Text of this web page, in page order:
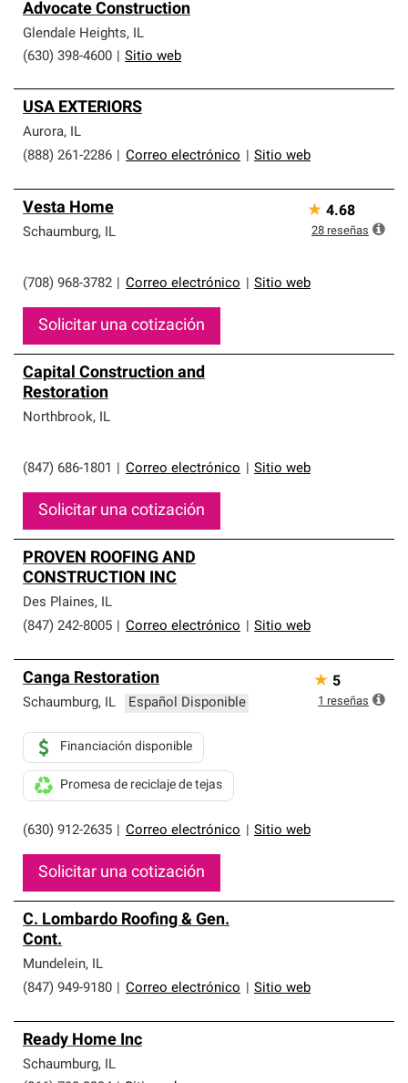
Advocate Construction
Glendale Heights, IL
(630) 398-4600
Sitio web
USA EXTERIORS
Aurora, IL
(888) 261-2286
Correo electrónico Sitio web
Vesta Home
Schaumburg, IL
(708) 968-3782 Correo electrónico Sitio web
Solicitar una cotización
★ 4.68
28 reseñas
Capital Construction and
Restoration
Northbrook, IL
(847) 686-1801 Correo electrónico Sitio web
Solicitar una cotización
PROVEN ROOFING AND
CONSTRUCTION INC
Des Plaines, IL
(847) 242-8005
Correo electrónico Sitio web
Canga Restoration
Schaumburg, IL Español Disponible
(630) 912-2635 Correo electrónico Sitio web
Financiación disponible
Promesa de reciclaje de tejas
Solicitar una cotización
★ 5
1 reseñas
C. Lombardo Roofing & Gen.
Cont.
Mundelein, IL
(847) 949-9180
Correo electrónico Sitio web
Ready Home Inc
Schaumburg, IL